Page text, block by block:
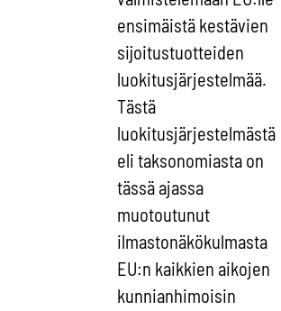
ensimäistä kestävien
sijoitustuotteiden
luokitusjärjestelmää.
Tästä
luokitusjärjestelmästä
eli taksonomiasta on
tässä ajassa
muotoutunut
ilmastonäkökulmasta
EU:n kaikkien aikojen
kunnianhimoisin